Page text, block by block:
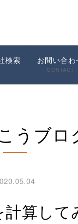
検索 お問い合わ
CONTACT
うブロ
計算し